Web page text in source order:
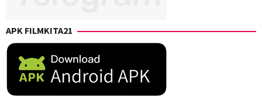
APK FILMKITA21